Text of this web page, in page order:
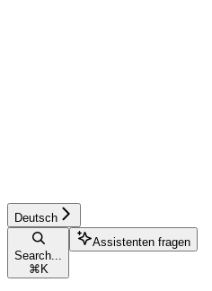
Deutsch
Search...
⌘ K
Assistenten fragen